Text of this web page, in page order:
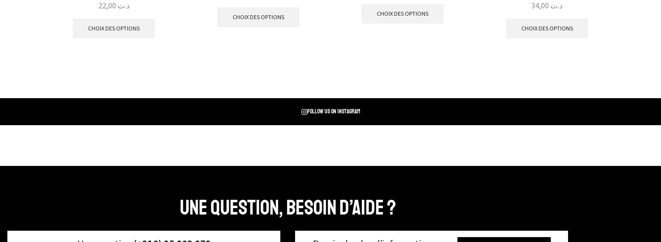
د.ت
CHOIX DES OPTIONS
CHOIX DES OPTIONS CHOIX DES OPTIONS
د.ت
CHOIX DES OPTIONS
Follow us on instagram
Une question, Besoin d’aide ?